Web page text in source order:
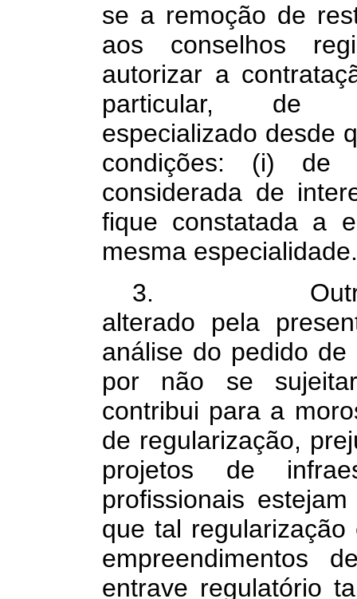
se a remoção de
aos conselhos
autorizar a
particular, de
especializado desde
condições: (i) de
considerada de
fique constatada a
mesma especialidade.
3. Outro
alterado pela
análise do pedido
por não se
contribui para a
de regularização,
projetos de
profissionais
que tal
empreendimentos
entrave regulatório